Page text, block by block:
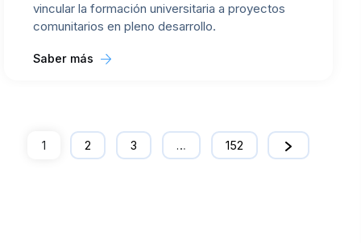
vincular la formación universitaria a proyectos
comunitarios en pleno desarrollo.
Saber más
1 2 3 … 152